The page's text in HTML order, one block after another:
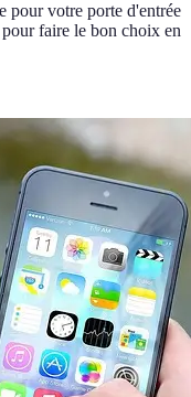
pour votre porte d'entrée
faire le bon choix en